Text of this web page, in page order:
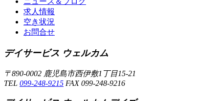
求人情報
空き状況
お問合せ
デイサービス ウェルカム
〒890-0002 鹿児島市西伊敷1丁目15-21
TEL 099-248-9215 FAX 099-248-9216